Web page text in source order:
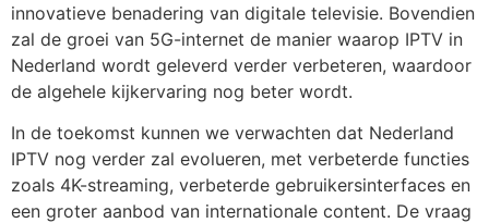
innovatieve benadering van digitale televisie. Bovendien
zal de groei van 5G-internet de manier waarop IPTV in
Nederland wordt geleverd verder verbeteren, waardoor
de algehele kijkervaring nog beter wordt.
In de toekomst kunnen we verwachten dat Nederland
IPTV nog verder zal evolueren, met verbeterde functies
zoals 4K-streaming, verbeterde gebruikersinterfaces en
een groter aanbod van internationale content. De vraag